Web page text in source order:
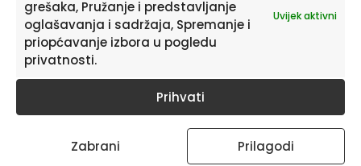
grešaka, Pružanje i predstavljanje
oglašavanja i sadržaja, Spremanje i
priopćavanje izbora u pogledu
privatnosti.
Uvijek aktivni
Prihvati
Zabrani Prilagodi
ODABERITE OPCIJE